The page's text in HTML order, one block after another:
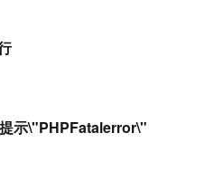
示\"PHPFatalerror\"